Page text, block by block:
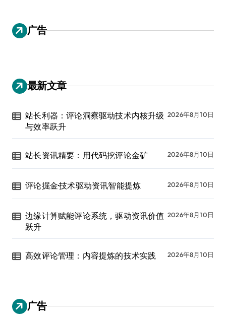
广告
最新文章
站长利器：评论洞察驱动技术内核升级
与效率跃升
2026年8月10日
站长资讯精要：用代码挖评论金矿 2026年8月10日
评论掘金·技术驱动资讯智能提炼 2026年8月10日
边缘计算赋能评论系统，驱动资讯价值
跃升
2026年8月10日
高效评论管理：内容提炼的技术实践 2026年8月10日
广告